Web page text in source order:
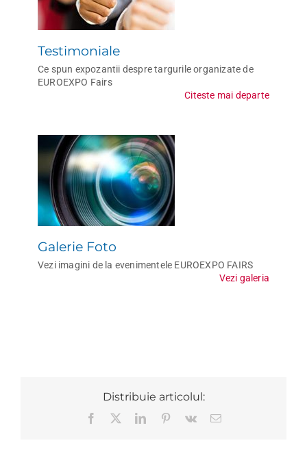
Testimoniale
Ce spun expozantii despre targurile organizate de
EUROEXPO Fairs
Citeste mai departe
Galerie Foto
Vezi imagini de la evenimentele EUROEXPO FAIRS
Vezi galeria
Distribuie articolul:
Facebook LinkedInPinterest
Vk
E-